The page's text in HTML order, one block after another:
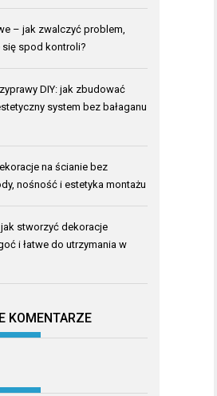
– jak zwalczyć problem,
się spod kontroli?
DIY: jak zbudować
system bez bałaganu
na ścianie bez
nośność i estetyka montażu
jak stworzyć dekoracje
i łatwe do utrzymania w
KOMENTARZE